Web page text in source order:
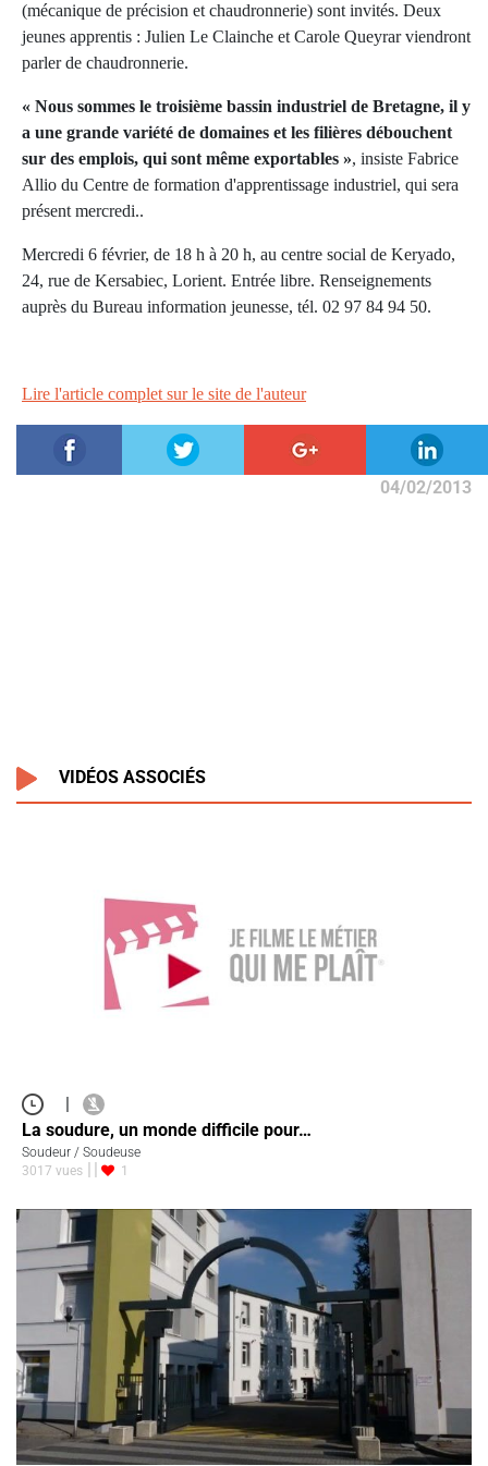
(mécanique de précision et chaudronnerie) sont invités. Deux
jeunes apprentis : Julien Le Clainche et Carole Queyrar viendront
parler de chaudronnerie.
« Nous sommes le troisième bassin industriel de Bretagne, il y
a une grande variété de domaines et les filières débouchent
sur des emplois, qui sont même exportables », insiste Fabrice
Allio du Centre de formation d'apprentissage industriel, qui sera
présent mercredi..
Mercredi 6 février, de 18 h à 20 h, au centre social de Keryado,
24, rue de Kersabiec, Lorient. Entrée libre. Renseignements
auprès du Bureau information jeunesse, tél. 02 97 84 94 50.
Lire l'article complet sur le site de l'auteur
04/02/2013
VIDÉOS ASSOCIÉS
|
La soudure, un monde difficile pour…
Soudeur / Soudeuse
3017 vues
1